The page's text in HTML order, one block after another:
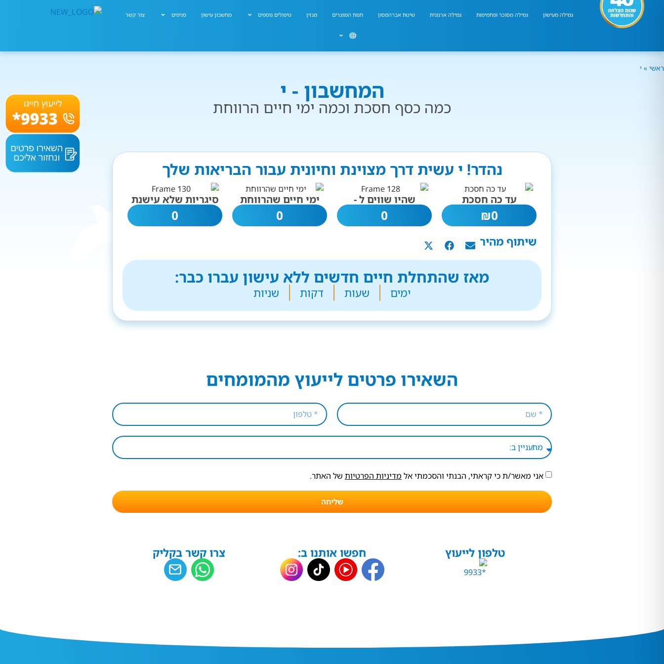
גמילה מעישון גמילה מסוכר ופחמימות גמילה ארגונית שיטת אברהמסון חנות המוצרים מגזין טיפולים נוספים מחשבון עישון סניפים צור קשר
ראשי » י
המחשבון - י
כמה כסף חסכת וכמה ימי חיים הרווחת
נהדר! י עשית דרך מצוינת וחיונית עבור הבריאות שלך
עד כה חסכת
0
₪
שהיו שווים ל -
0
ימי חיים שהרווחת
0
סיגריות שלא עישנת
0
שיתוף מהיר
מאז שהתחלת חיים חדשים ללא עישון עברו כבר:
ימים שעות דקות שניות
השאירו פרטים לייעוץ מהמומחים
אני מאשר/ת כי קראתי, הבנתי והסכמתי אל מדיניות הפרטיות של האתר.
שליחה
טלפון לייעוץ חפשו אותנו ב: צרו קשר בקליק